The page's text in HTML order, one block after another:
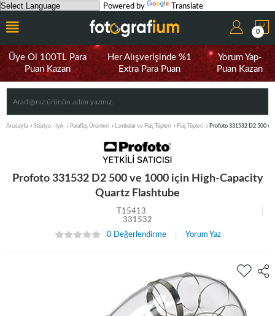
Powered by Translate
0
Üye Ol 100TL Para
Puan Kazan
Her Alışverişinde %1
Extra Para Puan
Yorum Yap-
Puan Kazan
Anasayfa Stüdyo - Işık Paraflaş Ürünleri Lambalar ve Flaş Tüpleri Flaş Tüpleri Profoto 331532 D2 500
Profoto 331532 D2 500 ve 1000 için High-Capacity
Quartz Flashtube
T15413
331532
0 Değerlendirme
Yorum Yaz